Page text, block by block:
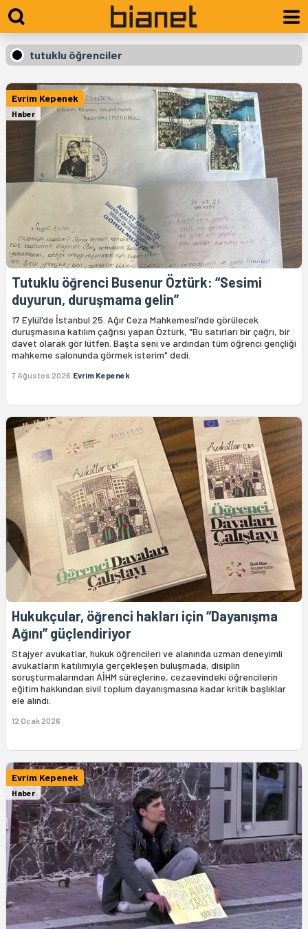
tutuklu öğrenciler
Evrim Kepenek
Haber
Tutuklu öğrenci Busenur Öztürk: “Sesimi
duyurun, duruşmama gelin”
17 Eylül'de İstanbul 25. Ağır Ceza Mahkemesi'nde görülecek
duruşmasına katılım çağrısı yapan Öztürk, "Bu satırları bir çağrı, bir
davet olarak gör lütfen. Başta seni ve ardından tüm öğrenci gençliği
mahkeme salonunda görmek isterim" dedi.
7 Ağustos 2026 Evrim Kepenek
Hukukçular, öğrenci hakları için “Dayanışma
Ağını” güçlendiriyor
Stajyer avukatlar, hukuk öğrencileri ve alanında uzman deneyimli
avukatların katılımıyla gerçekleşen buluşmada, disiplin
soruşturmalarından AİHM süreçlerine, cezaevindeki öğrencilerin
eğitim hakkından sivil toplum dayanışmasına kadar kritik başlıklar
ele alındı.
12 Ocak 2026
Evrim Kepenek
Haber